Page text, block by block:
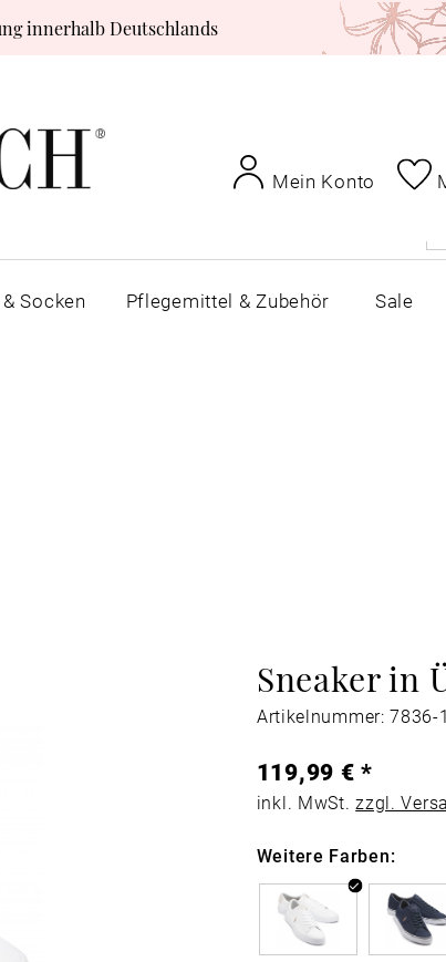
innerhalb Deutschlands
Mein Konto
Socken Pflegemittel & Zubehör Sale
Sneaker in
Artikelnummer: 7836-
119,99 € *
inkl. MwSt.zzgl.
Weitere Farben: